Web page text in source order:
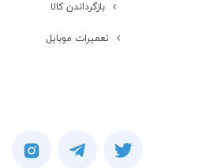
بازگرداندن کالا
تعمیرات موبایل